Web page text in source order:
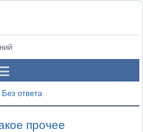
Без ответа
прочее